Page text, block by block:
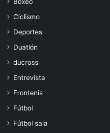
Ciclismo
Deportes
Duatlón
ducross
Entrevista
Frontenis
Fútbol
Fútbol sala